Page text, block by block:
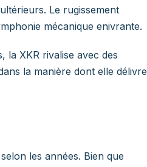
Le rugissement
mécanique enivrante.
la XKR rivalise avec des
la manière dont elle délivre
les années. Bien que